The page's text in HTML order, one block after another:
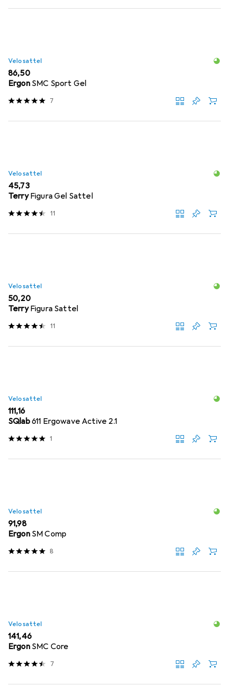
Velosattel
EUR
86,50
Ergon SMC Sport Gel
7
Velosattel
EUR
45,73
Terry Figura Gel Sattel
11
Velosattel
EUR
50,20
Terry Figura Sattel
11
Velosattel
EUR
111,16
SQlab611 Ergowave Active 2.1
1
Velosattel
EUR
91,98
Ergon SM Comp
8
Velosattel
EUR
141,46
Ergon SMC Core
7